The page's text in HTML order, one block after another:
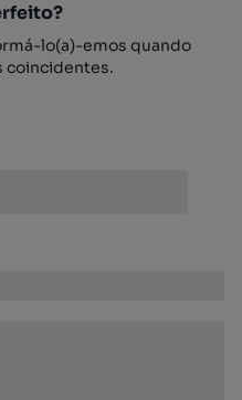
lo(a)-emos quando
coincidentes.